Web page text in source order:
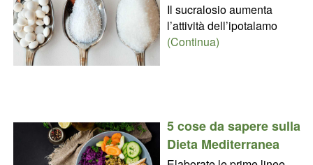
Il sucralosio aumenta
l’attività dell’ipotalamo
(Continua)
5 cose da sapere sulla
Dieta Mediterranea